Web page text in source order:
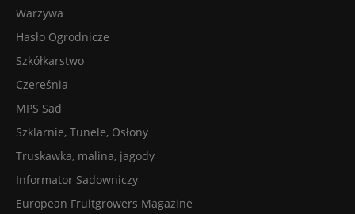
Warzywa
Hasło Ogrodnicze
Szkółkarstwo
Czereśnia
MPS Sad
Szklarnie, Tunele, Osłony
Truskawka, malina, jagody
Informator Sadowniczy
European Fruitgrowers Magazine